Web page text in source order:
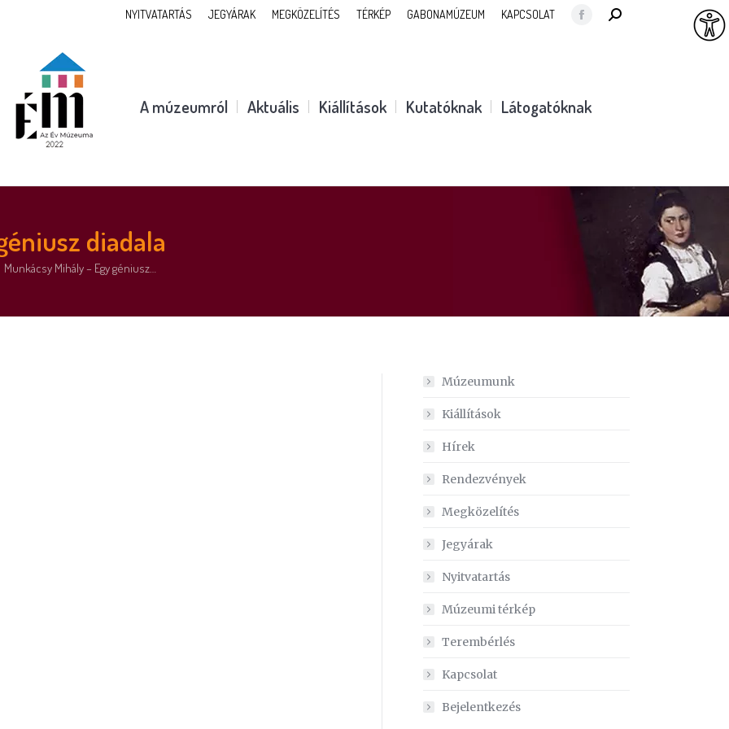
NYITVATARTÁS JEGYÁRAK MEGKÖZELÍTÉS TÉRKÉP GABONAMÚZEUM KAPCSOLAT
Facebook
new
SEARCH:
A múzeumról Aktuális Kiállítások Kutatóknak Látogatóknak
diadala
Munkácsy Mihály – Egy géniusz…
Múzeumunk
Kiállítások
Hírek
Rendezvények
Megközelítés
Jegyárak
Nyitvatartás
Múzeumi térkép
Terembérlés
Kapcsolat
Bejelentkezés